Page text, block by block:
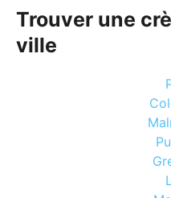
Trouver une
ville